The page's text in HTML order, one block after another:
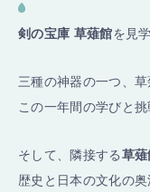
剣の宝庫 草薙館を見学
三種の神器の一つ、
この一年間の学びと挑
そして、隣接する草薙
歴史と日本の文化の